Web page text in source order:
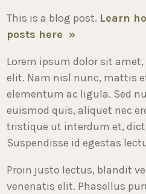
This is a blog post. Learn
posts here »
Lorem ipsum dolor sit
elit. Nam nisl nunc, mattis
elementum ac ligula. Sed
euismod quis, aliquet nec
tristique ut interdum et,
Suspendisse id egestas
Proin justo lectus, blandit
venenatis elit. Phasellus